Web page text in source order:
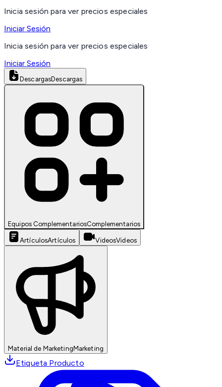
Inicia sesión para ver precios especiales
Iniciar Sesión
Inicia sesión para ver precios especiales
Iniciar Sesión
DescargasDescargas
Equipos ComplementariosComplementarios
ArtículosArtículos VideosVideos
Material de MarketingMarketing
Etiqueta Producto